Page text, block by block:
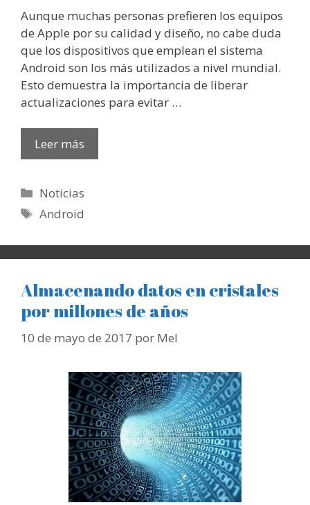
Aunque muchas personas prefieren los equipos
de Apple por su calidad y diseño, no cabe duda
que los dispositivos que emplean el sistema
Android son los más utilizados a nivel mundial.
Esto demuestra la importancia de liberar
actualizaciones para evitar …
Leer más
Categorías
Noticias
Etiquetas
Android
Almacenando datos en cristales
por millones de años
10 de mayo de 2017 por Mel